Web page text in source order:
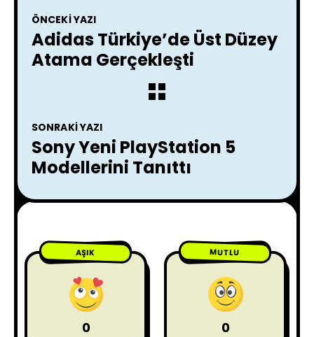
ÖNCEKI YAZI
Adidas Türkiye’de Üst Düzey
Atama Gerçekleşti
SONRAKI YAZI
Sony Yeni PlayStation 5
Modellerini Tanıttı
AŞIK
0
MUTLU
0